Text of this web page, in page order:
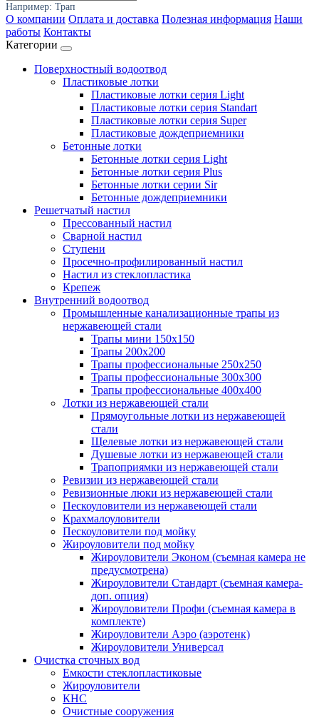
Например: Трап
О компании Оплата и доставка Полезная информация Наши
работы Контакты
Категории
Поверхностный водоотвод
Пластиковые лотки
Пластиковые лотки серия Light
Пластиковые лотки серия Standart
Пластиковые лотки серия Super
Пластиковые дождеприемники
Бетонные лотки
Бетонные лотки серия Light
Бетонные лотки серия Plus
Бетонные лотки серии Sir
Бетонные дождеприемники
Решетчатый настил
Прессованный настил
Сварной настил
Ступени
Просечно-профилированный настил
Настил из стеклопластика
Крепеж
Внутренний водоотвод
Промышленные канализационные трапы из
нержавеющей стали
Трапы мини 150х150
Трапы 200х200
Трапы профессиональные 250х250
Трапы профессиональные 300х300
Трапы профессиональные 400х400
Лотки из нержавеющей стали
Прямоугольные лотки из нержавеющей
стали
Щелевые лотки из нержавеющей стали
Душевые лотки из нержавеющей стали
Трапоприямки из нержавеющей стали
Ревизии из нержавеющей стали
Ревизионные люки из нержавеющей стали
Пескоуловители из нержавеющей стали
Крахмалоуловители
Пескоуловители под мойку
Жироуловители под мойку
Жироуловители Эконом (съемная камера не
предусмотрена)
Жироуловители Стандарт (съемная камера-
доп. опция)
Жироуловители Профи (съемная камера в
комплекте)
Жироуловители Аэро (аэротенк)
Жироуловители Универсал
Очистка сточных вод
Емкости стеклопластиковые
Жироуловители
КНС
Очистные сооружения